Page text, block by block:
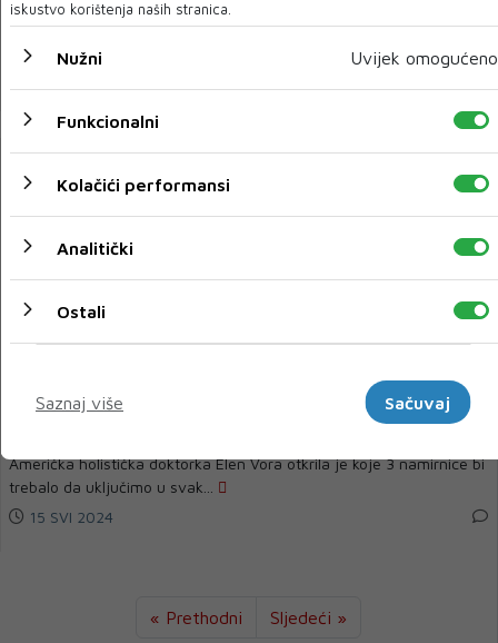
Prepune su kalijuma koji je dobar za zdravlje srca i krvni pritisak, ali
neki nutricionisti smatr...
Ove namirnice bi mogle da poboljšaju varenje i donosu
Američka holistička doktorka Elen Vora otkrila je koje 3 namirnice bi
trebalo da uključimo u svak...
15 SVI 2024
« Prethodni Sljedeći »
iskustvo korištenja naših stranica.
Nužni Uvijek omogućeno
Funkcionalni
Kolačići performansi
Analitički
Ostali
Saznaj više
Sačuvaj